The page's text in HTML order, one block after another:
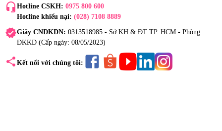
headset_mic Hotline CSKH: 0975 800 600
Hotline khiếu nại: (028) 7108 8889
verifiedGiấy CNĐKDN: 0313518985 - Sở KH & ĐT TP. HCM - Phòng
ĐKKD (Cấp ngày: 08/05/2023)
share Kết nối với chúng tôi: